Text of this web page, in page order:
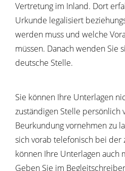
Vertretung im Inland. Dort
Urkunde legalisiert
werden muss und welche
müssen. Danach wenden Sie
deutsche Stelle.
Sie können Ihre Unterlagen
zuständigen Stelle persönlich
Beurkundung vornehmen zu
sich vorab telefonisch bei der
können Ihre Unterlagen auch
Geben Sie im